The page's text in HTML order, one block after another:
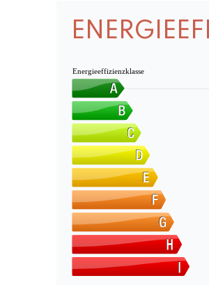
Energieeffizienzklasse